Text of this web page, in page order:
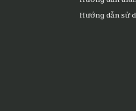
Hướng dẫn sử